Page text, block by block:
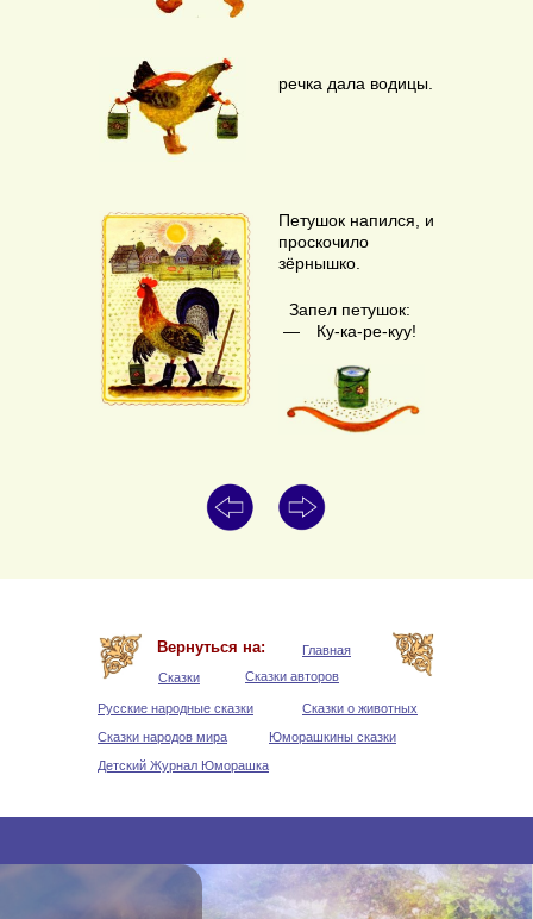
Петушок напился, и
проскочило
зёрнышко.
речка дала водицы.
Запел петушок:
— Ку-ка-ре-куу!
Вернуться на:
Главная
Сказки
Русские народные сказки
Сказки о животных
Сказки народов мира
Сказки авторов
Детский Журнал Юморашка
Юморашкины сказки
ИНФОРМАЦИЯ
Согласие на обработку персональных данных
Уведомление о порядке заключения договора
Политика конфиденциальности и обработки
персональных данных
КОНТАКТЫ
Правообладетелям:
Все первичные материалы взятых из открытых источников и не
нарушают авторских прав, за исключением полного контента журналов и
владельцев сайта и не могут быть использованы без их письменного